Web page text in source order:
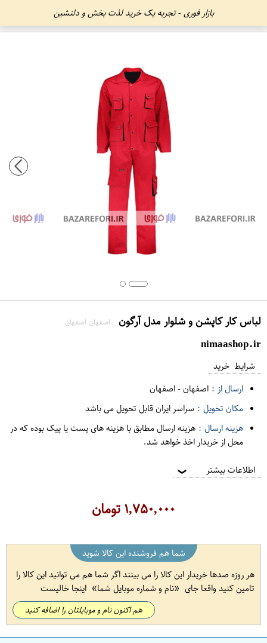
بازار فوری - تجربه یک خرید لذت بخش و دلنشین
لباس کار کاپشن و شلوار مدل آرگون اصفهان اصفهان
nimaashop.ir
شرایط خرید
ارسال از : اصفهان-اصفهان
مکان تحویل : سراسر ایران قابل تحویل می باشد
هزینه ارسال : هزینه ارسال مطابق با هزینه های پست یا پیک بوده که در
محل از خریدار اخذ خواهد شد.
اطلاعات بیشتر ❯
۱,۷۵۰,۰۰۰تومان
شما هم فروشنده این کالا شوید
هر روزه صدها خریدار این کالا را می بینند اگر شما هم می توانید این کالا را
تامین کنید واقعا جای
نام و شماره موبایل شما اینجا خالیست
هم اکنون نام و موبایلتان را اضافه کنید